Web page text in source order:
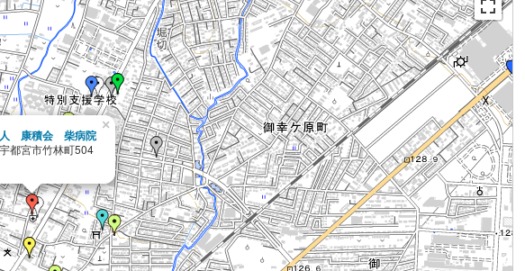
人 康積会 柴病院
都宮市竹林町504
×